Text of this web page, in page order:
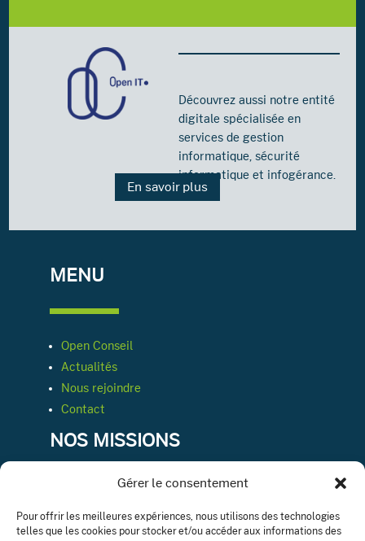
Gérer le consentement
Pour offrir les meilleures expériences, nous utilisons des technologies
telles que les cookies pour stocker et/ou accéder aux informations des
Découvrez aussi notre entité
digitale spécialisée en
services de gestion
informatique, sécurité
informatique et infogérance.
En savoir plus
MENU
Open Conseil
Actualités
Nous rejoindre
Contact
NOS MISSIONS
Conseil & expertise comptable
Ressources humaines